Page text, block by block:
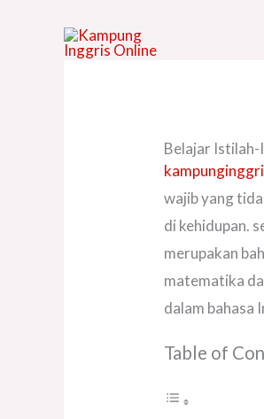
Belajar
wajib yang
di kehidupan.
merupakan
matematika
dalam bahasa
Table of